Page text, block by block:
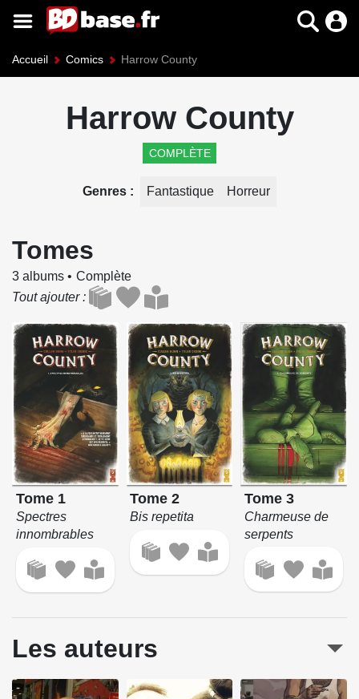
Accueil Comics Harrow County
Harrow County
COMPLÈTE
Genres Fantastique Horreur
Tomes
3 albums
Complète
Tout ajouter
Tome 1
Spectres
innombrables
Tome 2
Bis repetita
Tome 3
Charmeuse de
serpents
Les auteurs